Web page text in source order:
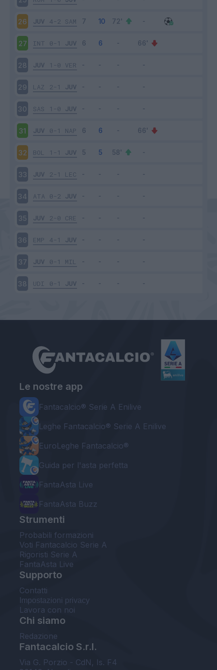
26 JUV 4-2 SAM
27 INT 0-1 JUV
28 JUV 1-0 VER
29 LAZ 2-1 JUV
30 SAS 1-0 JUV
31 JUV 0-1 NAP
32 BOL 1-1 JUV
33 JUV 2-1 LEC
34 ATA 0-2 JUV
35 JUV 2-0 CRE
36 EMP 4-1 JUV
37 JUV 0-1 MIL
38 UDI 0-1 JUV
Le nostre app
Fantacalcio® Serie A Enilive
Leghe Fantacalcio® Serie A Enilive
EuroLeghe Fantacalcio®
Guida per l'asta perfetta
FantaAsta Live
FantaAsta Buzz
Strumenti
Probabili formazioni
Voti Fantacalcio Serie A
Rigoristi Serie A
FantaAsta Live
Supporto
Contatti
Impostazioni privacy
Lavora con noi
Chi siamo
Redazione
Fantacalcio S.r.l.
Via G. Porzio - CdN, Is. F4